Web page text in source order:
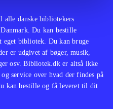
alle danske bibliotekers
Du kan bestille
eget bibliotek. Du kan bruge
er udgivet af bøger, musik,
osv. Bibliotek.dk er altså ikke
service over hvad der findes på
kan bestille og få leveret til dit